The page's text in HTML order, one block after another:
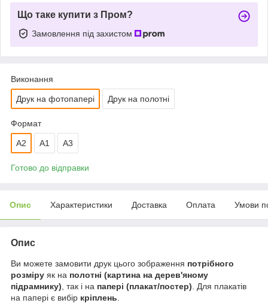
Що таке купити з Пром?
Замовлення під захистом
Виконання
Друк на фотопапері Друк на полотні
Формат
A2 А1 A3
Готово до відправки
Опис Характеристики Доставка Оплата Умови
Опис
Ви можете замовити друк цього зображення потрібного
розміру як на полотні (картина на дерев'яному
підрамнику) , так і на папері (плакат/постер) . Для плакатів
на папері є вибір кріплень